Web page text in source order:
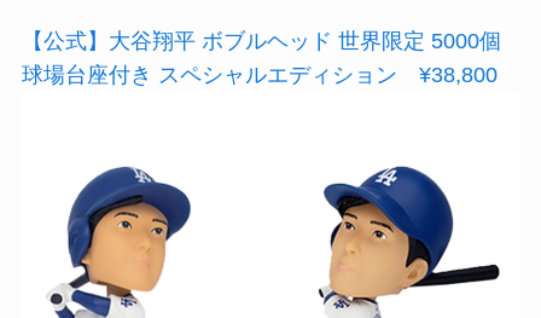
【公式】大谷翔平 ボブルヘッド 世界限定 5000個
球場台座付き スペシャルエディション ¥38,800